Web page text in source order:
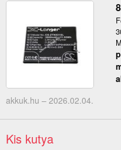
akkuk.hu – 2026.02.04.
Kis kutya